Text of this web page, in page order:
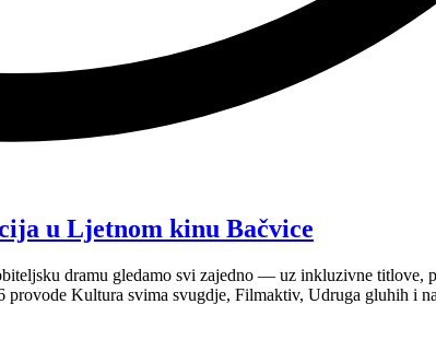
u Ljetnom kinu Bačvice
dramu gledamo svi zajedno — uz inkluzivne titlove,
Kultura svima svugdje, Filmaktiv, Udruga gluhih i